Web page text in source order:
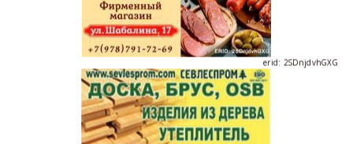
erid: 2SDnjdvhGXG